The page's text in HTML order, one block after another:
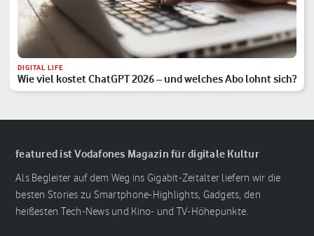
DIGITAL LIFE
Wie viel kostet ChatGPT 2026 – und welches Abo lohnt sich?
featured ist Vodafones Magazin für digitale Kultur
Als Begleiter auf dem Weg ins Gigabit-Zeitalter liefern wir die
besten Stories zu Smartphone-Highlights, Gadgets, den
heißesten Tech-News und Kino- und TV-Höhepunkte.